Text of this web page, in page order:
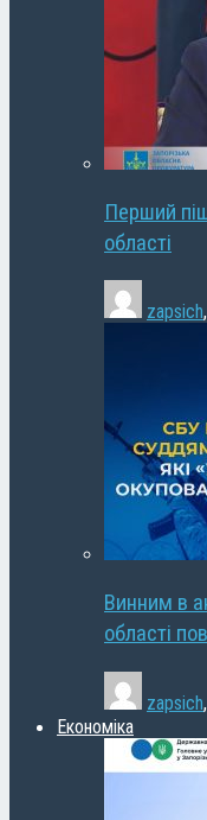
Перший
області
zapsich,
Винним в
області
zapsich,
Економіка